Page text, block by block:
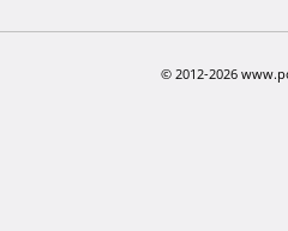
© 2012-2026